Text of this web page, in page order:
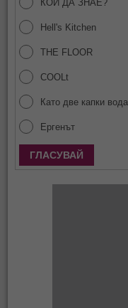
КОЙ ДА ЗНАЕ?
Hell's Kitchen
THE FLOOR
COOLt
Като две капки вода
Ергенът